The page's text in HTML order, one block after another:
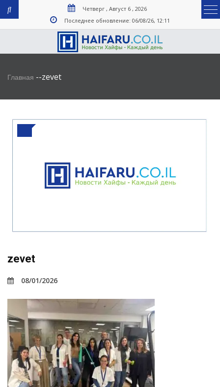
Четверг , Август 6 , 2026
Последнее обновление: 06/08/26, 12:11
Главная --zevet
zevet
08/01/2026